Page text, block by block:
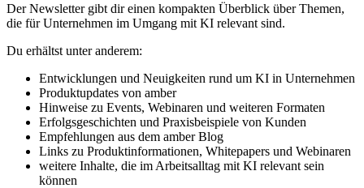
Der Newsletter gibt dir einen kompakten Überblick über Themen,
die für Unternehmen im Umgang mit KI relevant sind.
Du erhältst unter anderem:
Entwicklungen und Neuigkeiten rund um KI in Unternehmen
Produktupdates von amber
Hinweise zu Events, Webinaren und weiteren Formaten
Erfolgsgeschichten und Praxisbeispiele von Kunden
Empfehlungen aus dem amber Blog
Links zu Produktinformationen, Whitepapers und Webinaren
weitere Inhalte, die im Arbeitsalltag mit KI relevant sein
können